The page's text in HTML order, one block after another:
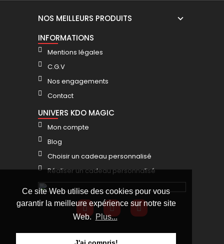
Ce site Web utilise des cookies pour vous
garantir la meilleure expérience sur notre site
Web. Plus...
NOS MEILLEURS PRODUITS
INFORMATIONS
Mentions légales
C.G.V
Nos engagements
Contact
UNIVERS KDO MAGIC
Mon compte
Blog
Choisir un cadeau personnalisé
Réaliser un cadeau personnalisé